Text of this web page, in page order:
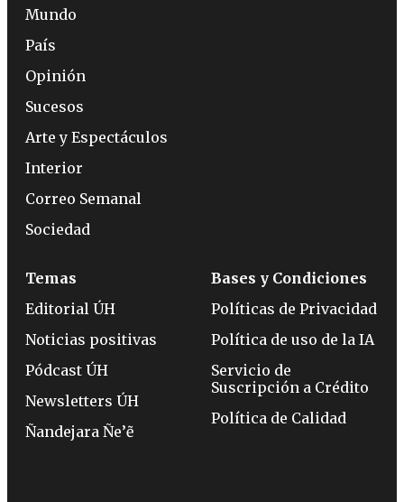
Mundo
País
Opinión
Sucesos
Arte y Espectáculos
Interior
Correo Semanal
Sociedad
Temas
Editorial ÚH
Noticias positivas
Pódcast ÚH
Newsletters ÚH
Ñandejara Ñe’ẽ
Bases y Condiciones
Políticas de Privacidad
Política de uso de la IA
Servicio de
Suscripción a Crédito
Política de Calidad